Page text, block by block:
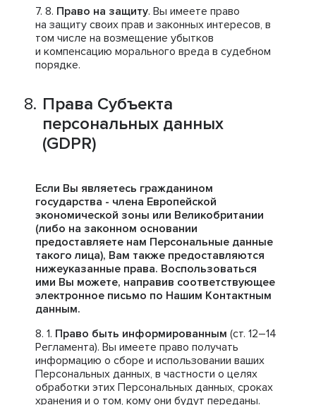
Право на защиту. Вы имеете право
на защиту своих прав и законных интересов, в
том числе на возмещение убытков
и компенсацию морального вреда в судебном
порядке.
Права Субъекта
персональных данных
(GDPR)
Если Вы являетесь гражданином
государства - члена Европейской
экономической зоны или Великобритании
(либо на законном основании
предоставляете нам Персональные данные
такого лица), Вам также предоставляются
нижеуказанные права. Воспользоваться
ими Вы можете, направив соответствующее
электронное письмо по Нашим Контактным
данным.
Право быть информированным (ст. 12–14
Регламента). Вы имеете право получать
информацию о сборе и использовании ваших
Персональных данных, в частности о целях
обработки этих Персональных данных, сроках
хранения и о том, кому они будут переданы.